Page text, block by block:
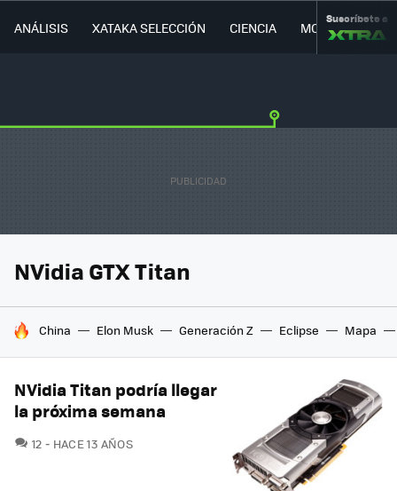
ANÁLISIS XATAKA SELECCIÓN CIENCIA MOVILIDAD
Suscríbete a
NVidia GTX Titan
HOY SE HABLA DE
China Elon Musk Generación Z Eclipse Mapa
NVidia Titan podría llegar
la próxima semana
12 COMENTARIOS
HACE 13 AÑOS